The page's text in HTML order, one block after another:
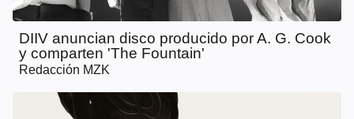
DIIV anuncian disco producido por A. G. Cook
y comparten 'The Fountain'
Redacción MZK